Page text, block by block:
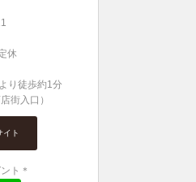
休
り徒歩約1分
街入口）
イト
ト＊